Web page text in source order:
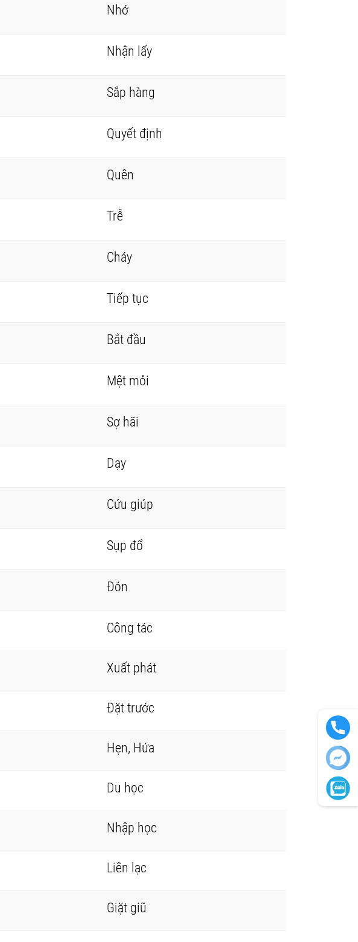
Nhớ
Nhận lấy
Sắp hàng
Quyết định
Quên
Trễ
Cháy
Tiếp tục
Bắt đầu
Mệt mỏi
Sợ hãi
Dạy
Cứu giúp
Sụp đổ
Đón
Công tác
Xuất phát
Đặt trước
Hẹn, Hứa
Du học
Nhập học
Liên lạc
Giặt giũ